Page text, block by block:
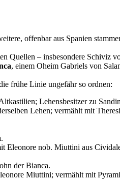
offenbar aus Spanien
Quellen – insbesondere Schiviz
, einem Oheim Gabriels von
frühe Linie ungefähr so ordnen:
Lehensbesitzer zu
Lehen; vermählt mit
Eleonore nob. Miuttini aus
der Bianca.
Miuttini; vermählt mit